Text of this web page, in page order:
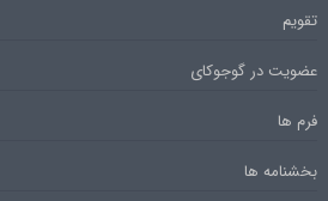
تقویم
عضویت در گوجوکای
فرم ها
بخشنامه ها